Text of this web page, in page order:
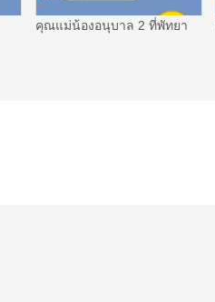
คุณแม่น้องอนุบาล 2 ที่พัทยา